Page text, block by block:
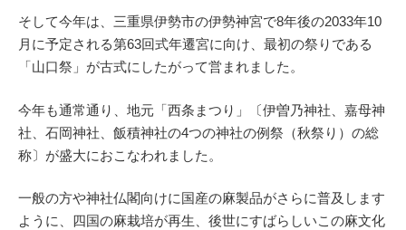
そして今年は、三重県伊勢市の伊勢神宮で8年後の2033年10
月に予定される第63回式年遷宮に向け、最初の祭りである
「山口祭」が古式にしたがって営まれました。
今年も通常通り、地元「西条まつり」〔伊曽乃神社、嘉母神
社、石岡神社、飯積神社の4つの神社の例祭（秋祭り）の総
称〕が盛大におこなわれました。
一般の方や神社仏閣向けに国産の麻製品がさらに普及します
ように、四国の麻栽培が再生、後世にすばらしいこの麻文化